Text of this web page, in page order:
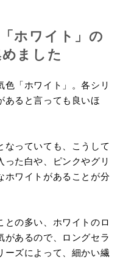
ホワイト」の
ました
色「ホワイト」。各シリ
あると言っても良いほ
なっていても、こうして
た白や、ピンクやグリ
ホワイトがあることが分
との多い、ホワイトのロ
があるので、ロングセラ
ーズによって、細かい繊